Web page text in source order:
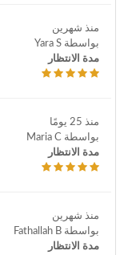
منذ شهرين
بواسطة Yara S
مدة الانتظار
منذ 25 يومًا
بواسطة Maria C
مدة الانتظار
منذ شهرين
بواسطة Fathallah B
مدة الانتظار